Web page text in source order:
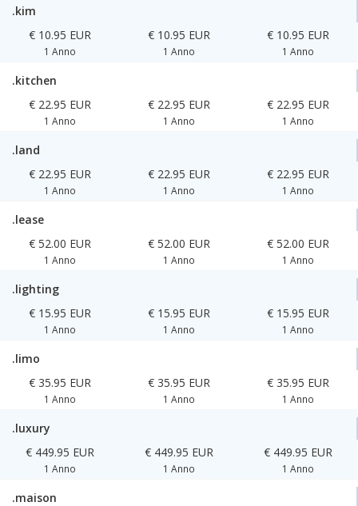
.kim
€ 10.95 EUR
1 Anno
€ 10.95 EUR
1 Anno
€ 10.95 EUR
1 Anno
.kitchen
€ 22.95 EUR
1 Anno
€ 22.95 EUR
1 Anno
€ 22.95 EUR
1 Anno
.land
€ 22.95 EUR
1 Anno
€ 22.95 EUR
1 Anno
€ 22.95 EUR
1 Anno
.lease
€ 52.00 EUR
1 Anno
€ 52.00 EUR
1 Anno
€ 52.00 EUR
1 Anno
.lighting
€ 15.95 EUR
1 Anno
€ 15.95 EUR
1 Anno
€ 15.95 EUR
1 Anno
.limo
€ 35.95 EUR
1 Anno
€ 35.95 EUR
1 Anno
€ 35.95 EUR
1 Anno
.luxury
€ 449.95 EUR
1 Anno
€ 449.95 EUR
1 Anno
€ 449.95 EUR
1 Anno
.maison